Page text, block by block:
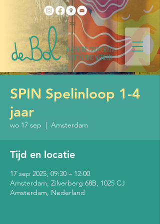
SPIN Spelinloop 1-4
jaar
wo 17 sep
  |
Amsterdam
Tijd en locatie
17 sep 2025, 09:30 – 12:00
Amsterdam, Zilverberg 68B, 1025 CJ
Amsterdam, Nederland